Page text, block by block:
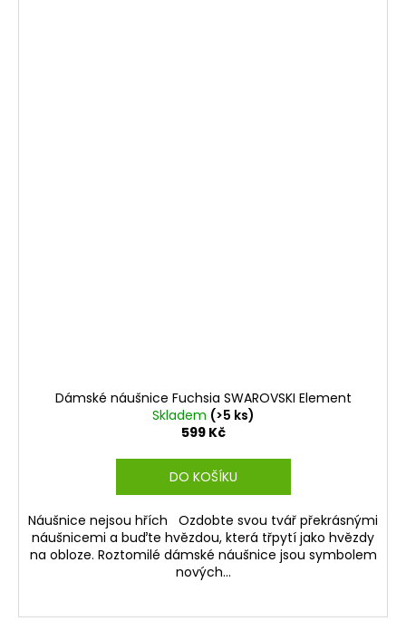
Dámské náušnice Fuchsia SWAROVSKI Element
Skladem (>5 ks)
599 Kč
DO KOŠÍKU
Náušnice nejsou hřích Ozdobte svou tvář překrásnými
náušnicemi a buďte hvězdou, která třpytí jako hvězdy
na obloze. Roztomilé dámské náušnice jsou symbolem
nových...